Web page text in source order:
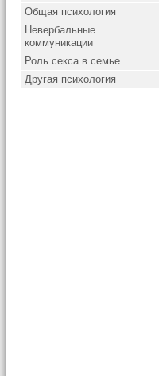
Общая психология
Невербальные
коммуникации
Роль секса в семье
Другая психология